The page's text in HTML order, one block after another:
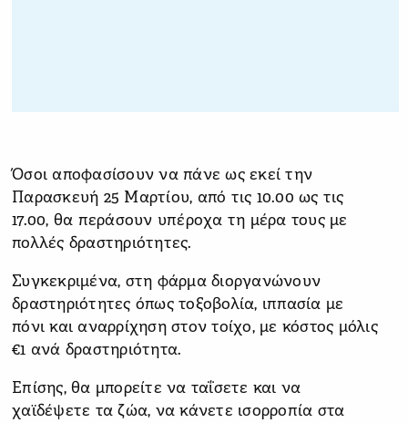
Όσοι αποφασίσουν να πάνε ως εκεί την
Παρασκευή 25 Μαρτίου, από τις 10.00 ως τις
17.00, θα περάσουν υπέροχα τη μέρα τους με
πολλές δραστηριότητες.
Συγκεκριμένα, στη φάρμα διοργανώνουν
δραστηριότητες όπως τοξοβολία, ιππασία με
πόνι και αναρρίχηση στον τοίχο, με κόστος μόλις
€1 ανά δραστηριότητα.
Επίσης, θα μπορείτε να ταΐσετε και να
χαϊδέψετε τα ζώα, να κάνετε ισορροπία στα